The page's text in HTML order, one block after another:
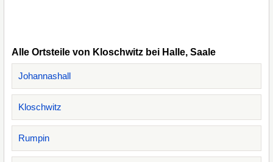
Alle Ortsteile von Kloschwitz bei Halle, Saale
Johannashall
Kloschwitz
Rumpin